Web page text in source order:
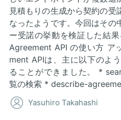
見積もりの生成から契約の受
なったようです。今回はその
ー受諾の挙動を検証した結
Agreement API の使い方 ア
ment APIは、主に以下のよ
ることができました。 *
覧の検索 * describe-
Yasuhiro Takahashi